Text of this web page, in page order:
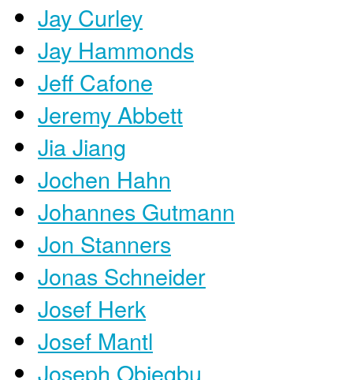
Jay Curley
Jay Hammonds
Jeff Cafone
Jeremy Abbett
Jia Jiang
Jochen Hahn
Johannes Gutmann
Jon Stanners
Jonas Schneider
Josef Herk
Josef Mantl
Joseph Obiegbu